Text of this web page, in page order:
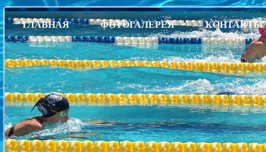
ГЛАВНАЯ ФОТОГАЛЕРЕЯ КОНТАКТЫ